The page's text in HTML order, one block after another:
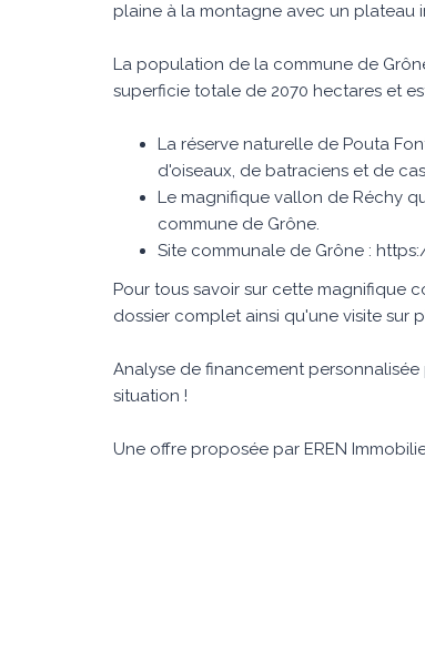
plaine à la montagne avec un plateau
La population de la commune de
superficie totale de 2070 hectares et
La réserve naturelle de Pouta
d'oiseaux, de batraciens et de
Le magnifique vallon de Réchy
commune de Grône.
Site communale de Grône :
Pour tous savoir sur cette magnifique
dossier complet ainsi qu'une visite sur
Analyse de financement
situation !
Une offre proposée par EREN